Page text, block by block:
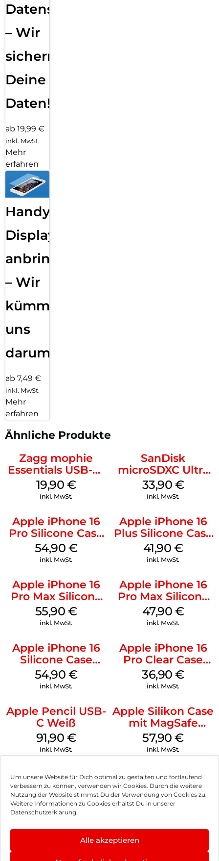
Um unsere Website für Dich optimal zu gestalten und fortlaufend
verbessern zu können, verwenden wir Cookies. Durch die weitere
Nutzung der Website stimmst Du der Verwendung von Cookies zu.
Weitere Informationen zu Cookies erhältst Du in unserer
Datenschutzerklärung.
Alle akzeptieren
Datensicherung
– Wir
sichern
Deine
Daten!
ab 19,99 €
inkl. MwSt.
Mehr
erfahren
Handy
Displayfolie
anbringen
– Wir
kümmern
uns
darum!
ab 7,49 €
inkl. MwSt.
Mehr
erfahren
Ähnliche Produkte
Zagg mophie
Essentials USB-C-
20W Charger PD
Weiß
19,90 €
inkl. MwSt.
SanDisk
microSDXC Ultra
128 GB + Adapter
Mobile
33,90 €
inkl. MwSt.
Apple iPhone 16
Pro Silicone Case
MagSafe Black
54,90 €
inkl. MwSt.
Apple iPhone 16
Plus Silicone Case
MagSafe Stone
Gray
41,90 €
inkl. MwSt.
Apple iPhone 16
Pro Max Silicone
Case MagSafe
Stone Gray
55,90 €
inkl. MwSt.
Apple iPhone 16
Pro Max Silicone
Case MagSafe
Black
47,90 €
inkl. MwSt.
Apple iPhone 16
Silicone Case
MagSafe Black
54,90 €
inkl. MwSt.
Apple iPhone 16
Pro Clear Case
MagSafe
Transparent
36,90€
inkl. MwSt.
Apple Pencil USB-
C Weiß
91,90 €
inkl. MwSt.
Apple Silikon Case
mit MagSafe
iPhone 14 Pro
(PRODUCT)RED
57,90€
inkl. MwSt.
Impressum